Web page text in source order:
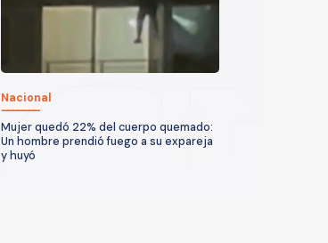
Nacional
Mujer quedó 22% del cuerpo quemado:
Un hombre prendió fuego a su expareja
y huyó